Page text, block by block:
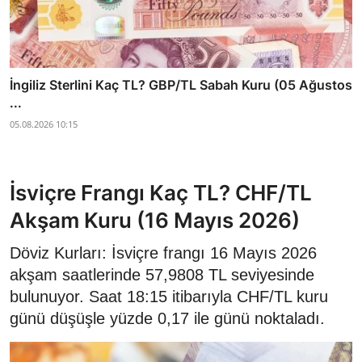
İngiliz Sterlini Kaç TL? GBP/TL Sabah Kuru (05 Ağustos
...
05.08.2026 10:15
İsviçre Frangı Kaç TL? CHF/TL
Akşam Kuru (16 Mayıs 2026)
Döviz Kurları: İsviçre frangı 16 Mayıs 2026
akşam saatlerinde 57,9808 TL seviyesinde
bulunuyor. Saat 18:15 itibarıyla CHF/TL kuru
günü düşüşle yüzde 0,17 ile günü noktaladı.